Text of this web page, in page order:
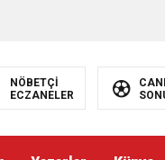
NÖBETÇİ
ECZANELER